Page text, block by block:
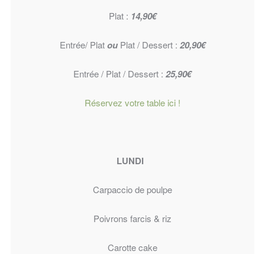
Plat : 14,90€
Entrée/ PlatouPlat / Dessert : 20,90€
Entrée / Plat / Dessert : 25,90€
Réservez votre table ici !
LUNDI
Carpaccio de poulpe
Poivrons farcis & riz
Carotte cake